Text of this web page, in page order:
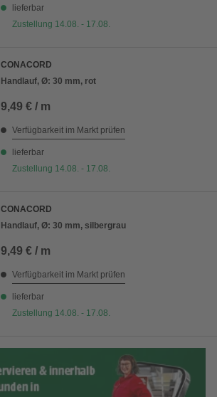
lieferbar
Zustellung 14.08. - 17.08.
CONACORD
Handlauf, Ø: 30 mm, rot
9,49 € / m
Verfügbarkeit im Markt prüfen
lieferbar
Zustellung 14.08. - 17.08.
CONACORD
Handlauf, Ø: 30 mm, silbergrau
9,49 € / m
Verfügbarkeit im Markt prüfen
lieferbar
Zustellung 14.08. - 17.08.